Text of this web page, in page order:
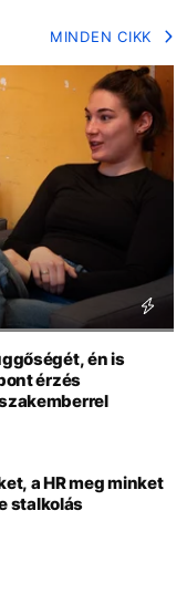
MINDEN CIKK
én is
érzés
a HR meg minket
stalkolás